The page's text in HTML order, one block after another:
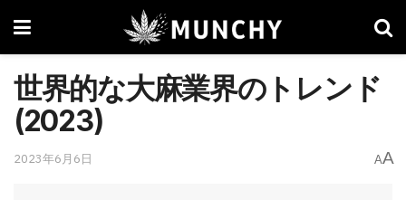
世界的な大麻業界のトレンド
(2023)
2023年6月6日 AA